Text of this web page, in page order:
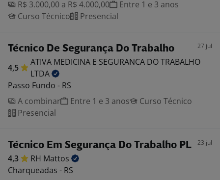
R$ 3.000,00 a R$ 4.000,00
Entre 1 e 3 anos
Curso Técnico
Presencial
Técnico De Segurança Do Trabalho 27 jul
4,5
ATIVA MEDICINA E SEGURANCA DO TRABALHO
LTDA
Passo Fundo - RS
A combinar
Entre 1 e 3 anos
Curso Técnico
Presencial
Técnico Em Segurança Do Trabalho PL 23 jul
4,3 RH Mattos
Charqueadas - RS